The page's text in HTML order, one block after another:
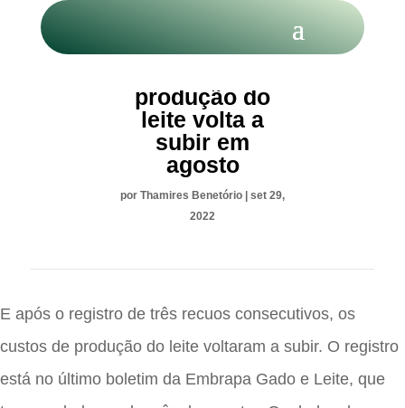
produção do
leite volta a
subir em
agosto
por Thamires Benetório | set 29,
2022
E após o registro de três recuos consecutivos, os
custos de produção do leite voltaram a subir. O registro
está no último boletim da Embrapa Gado e Leite, que